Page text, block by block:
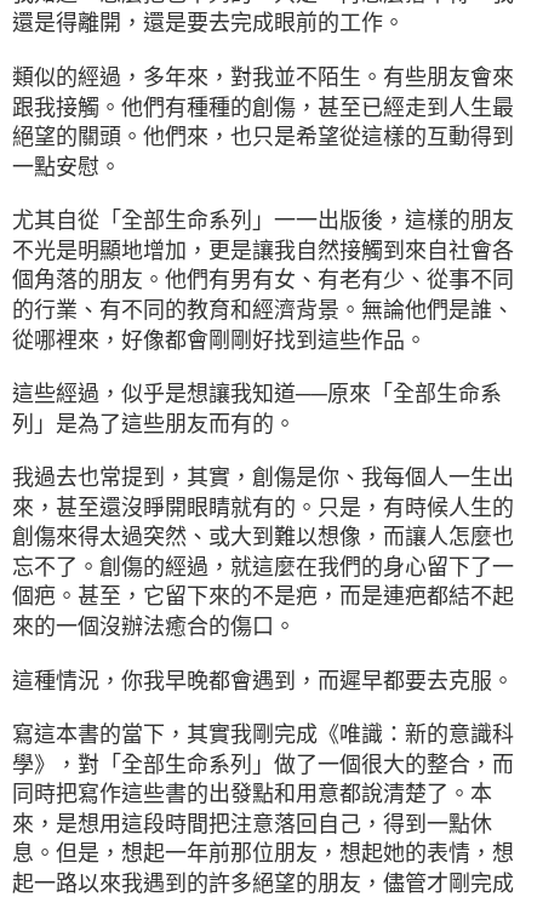
還是得離開，還是要去完成眼前的工作。
類似的經過，多年來，對我並不陌生。有些朋友會來
跟我接觸。他們有種種的創傷，甚至已經走到人生最
絕望的關頭。他們來，也只是希望從這樣的互動得到
一點安慰。
尤其自從「全部生命系列」一一出版後，這樣的朋友
不光是明顯地增加，更是讓我自然接觸到來自社會各
個角落的朋友。他們有男有女、有老有少、從事不同
的行業、有不同的教育和經濟背景。無論他們是誰、
從哪裡來，好像都會剛剛好找到這些作品。
這些經過，似乎是想讓我知道──原來「全部生命系
列」是為了這些朋友而有的。
我過去也常提到，其實，創傷是你、我每個人一生出
來，甚至還沒睜開眼睛就有的。只是，有時候人生的
創傷來得太過突然、或大到難以想像，而讓人怎麼也
忘不了。創傷的經過，就這麼在我們的身心留下了一
個疤。甚至，它留下來的不是疤，而是連疤都結不起
來的一個沒辦法癒合的傷口。
這種情況，你我早晚都會遇到，而遲早都要去克服。
寫這本書的當下，其實我剛完成《唯識：新的意識科
學》，對「全部生命系列」做了一個很大的整合，而
同時把寫作這些書的出發點和用意都說清楚了。本
來，是想用這段時間把注意落回自己，得到一點休
息。但是，想起一年前那位朋友，想起她的表情，想
起一路以來我遇到的許多絕望的朋友，儘管才剛完成